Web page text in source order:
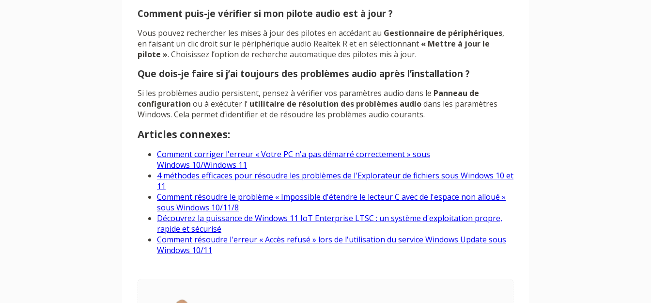
Comment puis-je vérifier si mon pilote audio est à jour ?
Vous pouvez rechercher les mises à jour des pilotes en accédant au Gestionnaire de périphériques,
en faisant un clic droit sur le périphérique audio Realtek R et en sélectionnant « Mettre à jour le
pilote ». Choisissez l’option de recherche automatique des pilotes mis à jour.
Que dois-je faire si j’ai toujours des problèmes audio après l’installation ?
Si les problèmes audio persistent, pensez à vérifier vos paramètres audio dans le Panneau de
configuration ou à exécuter l’ utilitaire de résolution des problèmes audiodans les paramètres
Windows. Cela permet d’identifier et de résoudre les problèmes audio courants.
Articles connexes:
Comment corriger l'erreur « Votre PC n'a pas démarré correctement » sous
Windows 10/Windows 11
4 méthodes efficaces pour résoudre les problèmes de l'Explorateur de fichiers sous Windows 10 et
11
Comment résoudre le problème « Impossible d'étendre le lecteur C avec de l'espace non alloué »
sous Windows 10/11/8
Découvrez la puissance de Windows 11 IoT Enterprise LTSC : un système d'exploitation propre,
rapide et sécurisé
Comment résoudre l'erreur « Accès refusé » lors de l'utilisation du service Windows Update sous
Windows 10/11